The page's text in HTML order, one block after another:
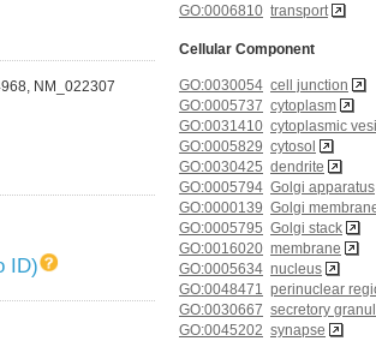
NM_022307
ID)
GO:0006810 transport
Cellular Component
GO:0030054 cell junction
GO:0005737 cytoplasm
GO:0031410 cytoplasmic
GO:0005829 cytosol
GO:0030425 dendrite
GO:0005794 Golgi apparatus
GO:0000139 Golgi
GO:0005795 Golgi stack
GO:0016020 membrane
GO:0005634 nucleus
GO:0048471 perinuclear
GO:0030667 secretory
GO:0045202 synapse